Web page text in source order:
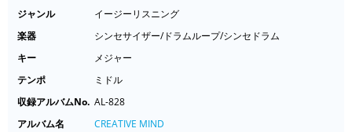
ジャンル
イージーリスニング
楽器
シンセサイザー/ドラムループ/シンセドラム
キー
メジャー
テンポ
ミドル
収録アルバムNo. AL-828
アルバム名
CREATIVE MIND